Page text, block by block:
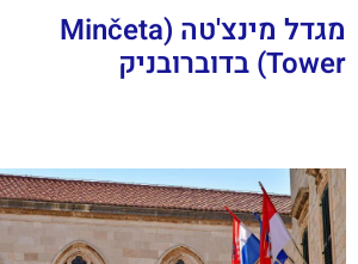
מגדל מינצ'טה (Minčeta
Tower) בדוברובניק